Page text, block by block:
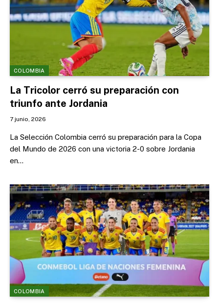
COLOMBIA
La Tricolor cerró su preparación con
triunfo ante Jordania
7 junio, 2026
La Selección Colombia cerró su preparación para la Copa
del Mundo de 2026 con una victoria 2-0 sobre Jordania
en…
COLOMBIA